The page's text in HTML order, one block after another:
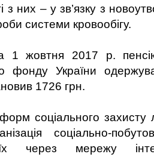
з них – у зв’язку з
системи кровообігу.
1 жовтня 2017 р.
фонду України
1726 грн.
соціального
соціально-
їх через мережу